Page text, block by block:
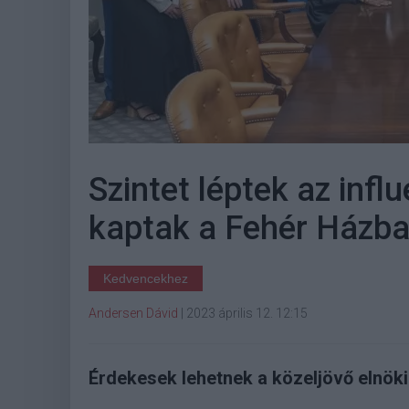
Szintet léptek az
kaptak a Fehér
Kedvencekhez
Andersen Dávid 2023 április 12. 12:15
Érdekesek lehetnek a közeljövő